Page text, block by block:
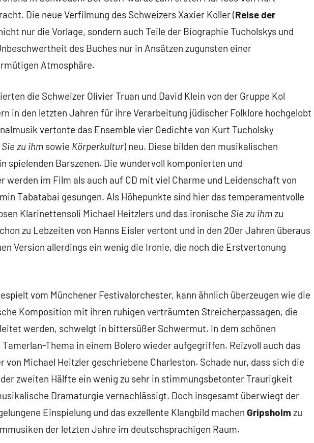
Die neue Verfilmung des Schweizers Xaxier Koller (Reise der
nur die Vorlage, sondern auch Teile der Biographie Tucholskys und
des Buches nur in Ansätzen zugunsten einer
Atmosphäre.
die Schweizer Olivier Truan und David Klein von der Gruppe Kol
in den letzten Jahren für ihre Verarbeitung jüdischer Folklore hochgelobt
vertonte das Ensemble vier Gedichte von Kurt Tucholsky
Sie zu ihm sowie Körperkultur) neu. Diese bilden den musikalischen
spielenden Barszenen. Die wundervoll komponierten und
im Film als auch auf CD mit viel Charme und Leidenschaft von
Tabatabai gesungen. Als Höhepunkte sind hier das temperamentvolle
Klarinettensoli Michael Heitzlers und das ironische Sie zu ihmzu
zu Lebzeiten von Hanns Eisler vertont und in den 20er Jahren überaus
Version allerdings ein wenig die Ironie, die noch die Erstvertonung
vom Münchener Festivalorchester, kann ähnlich überzeugen wie die
Komposition mit ihren ruhigen verträumten Streicherpassagen, die
werden, schwelgt in bittersüßer Schwermut. In dem schönen
Thema in einem Bolero wieder aufgegriffen. Reizvoll auch das
von Michael Heitzler geschriebene Charleston. Schade nur, dass sich die
zweiten Hälfte ein wenig zu sehr in stimmungsbetonter Traurigkeit
Dramaturgie vernachlässigt. Doch insgesamt überwiegt der
Einspielung und das exzellente Klangbild machen Gripsholm zu
der letzten Jahre im deutschsprachigen Raum.